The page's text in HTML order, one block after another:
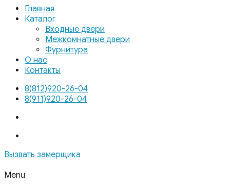
Главная
Каталог
Входные двери
Межкомнатные двери
Фурнитура
О нас
Контакты
8(812)920-26-04
8(911)920-26-04
Вызвать замерщика
Menu